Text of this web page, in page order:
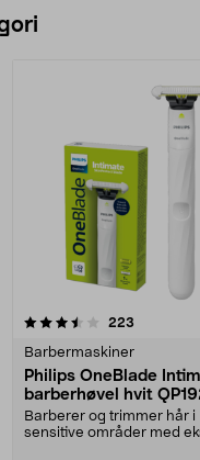
223
Barbermaskiner
Philips OneBlade
barberhøvel hvit
Barberer og trimmer hår i
sensitive områder med
4.0 av 5 stjerner